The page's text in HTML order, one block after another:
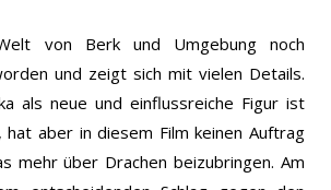
von Berk und Umgebung noch
und zeigt sich mit vielen Details.
als neue und einflussreiche Figur ist
aber in diesem Film keinen Auftrag
mehr über Drachen beizubringen. Am